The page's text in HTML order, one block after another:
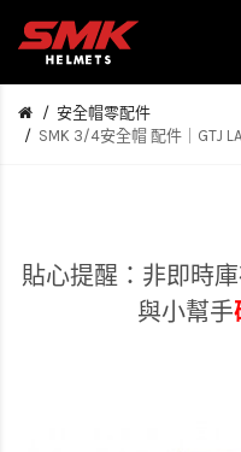
安全帽零配件
SMK 3/4安全帽 配件｜GTJ
貼心提醒：非即時庫
與小幫手